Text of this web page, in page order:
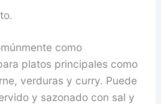
como
platos principales como
verduras y curry. Puede
y sazonado con sal y